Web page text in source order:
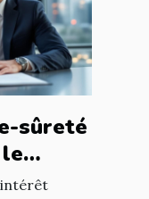
sûreté
intérêt